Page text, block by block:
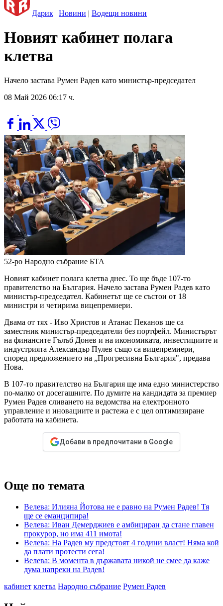
Дарик | Новини | Водещи новини
Новият кабинет полага
клетва
Начело застава Румен Радев като министър-председател
08 Май 2026 06:17 ч.
52-ро Народно събрание БТА
Новият кабинет полага клетва днес. То ще бъде 107-то
правителство на България. Начело застава Румен Радев като
министър-председател. Кабинетът ще се състои от 18
министри и четирима вицепремиери.
Двама от тях - Иво Христов и Атанас Пеканов ще са
заместник министър-председатели без портфейл. Министърът
на финансите Гълъб Донев и на икономиката, инвестициите и
индустрията Александър Пулев също са вицепремиери,
според предложението на „Прогресивна България", предава
Нова.
В 107-то правителство на България ще има едно министерство
по-малко от досегашните. По думите на кандидата за премиер
Румен Радев сливането на ведомства на електронното
управление и иновациите и растежа е с цел оптимизиране
работата на кабинета.
Добави в предпочитани в Google
Още по темата
Велева: Илияна Йотова не е равно на Румен Радев! Тя
ще се еманципира!
Велева: Иван Демерджиев е амбициран да стане главен
прокурор, но има 411 имота!
Велева: На Радев му предстоят 4 години власт! Няма кой
да плати протести сега!
Велева: В момента в държавата никой не смее да каже
дума напреки на Радев!
кабинет клетва Народно събрание Румен Радев